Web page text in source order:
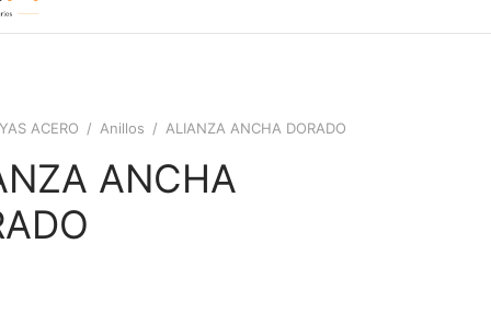
ACERO / Anillos / ALIANZA ANCHA DORADO
ANCHA